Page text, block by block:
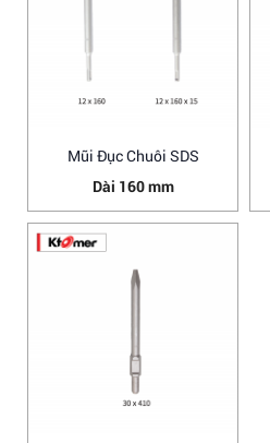
Mũi Đục Chuôi SDS
Dài 160 mm